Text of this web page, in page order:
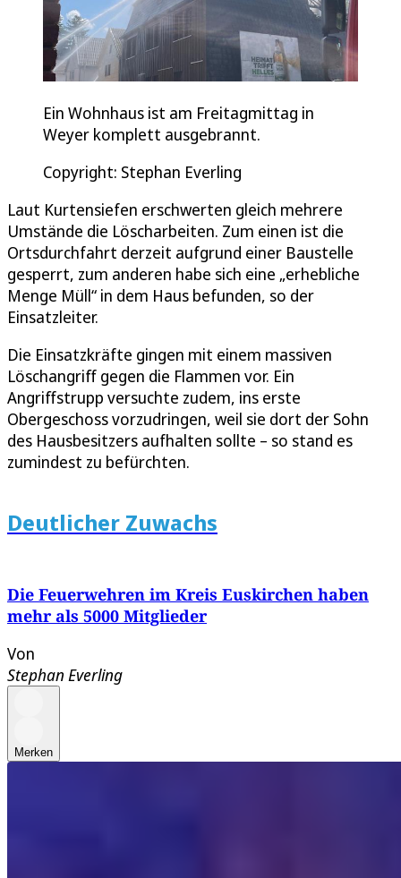
Ein Wohnhaus ist am Freitagmittag in
Weyer komplett ausgebrannt.
Copyright: Stephan Everling
Laut Kurtensiefen erschwerten gleich mehrere
Umstände die Löscharbeiten. Zum einen ist die
Ortsdurchfahrt derzeit aufgrund einer Baustelle
gesperrt, zum anderen habe sich eine „erhebliche
Menge Müll“ in dem Haus befunden, so der
Einsatzleiter.
Die Einsatzkräfte gingen mit einem massiven
Löschangriff gegen die Flammen vor. Ein
Angriffstrupp versuchte zudem, ins erste
Obergeschoss vorzudringen, weil sie dort der Sohn
des Hausbesitzers aufhalten sollte – so stand es
zumindest zu befürchten.
Deutlicher Zuwachs
Die Feuerwehren im Kreis Euskirchen haben
mehr als 5000 Mitglieder
Von
Stephan Everling
Merken